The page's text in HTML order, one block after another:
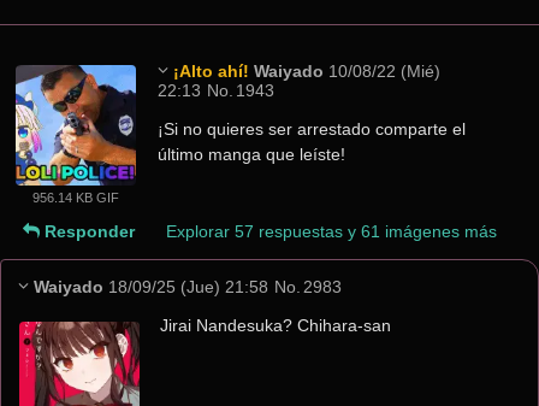
956.14 KB GIF
¡Alto ahí! Waiyado 10/08/22 (Mié)
22:13 No. 1943
¡Si no quieres ser arrestado comparte el
último manga que leíste!
Responder Explorar 57 respuestas y 61 imágenes más
Waiyado 18/09/25 (Jue) 21:58 No. 2983
Jirai Nandesuka? Chihara-san